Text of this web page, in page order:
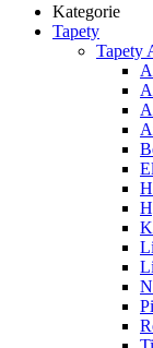
Kategorie
Tapety
Tapety